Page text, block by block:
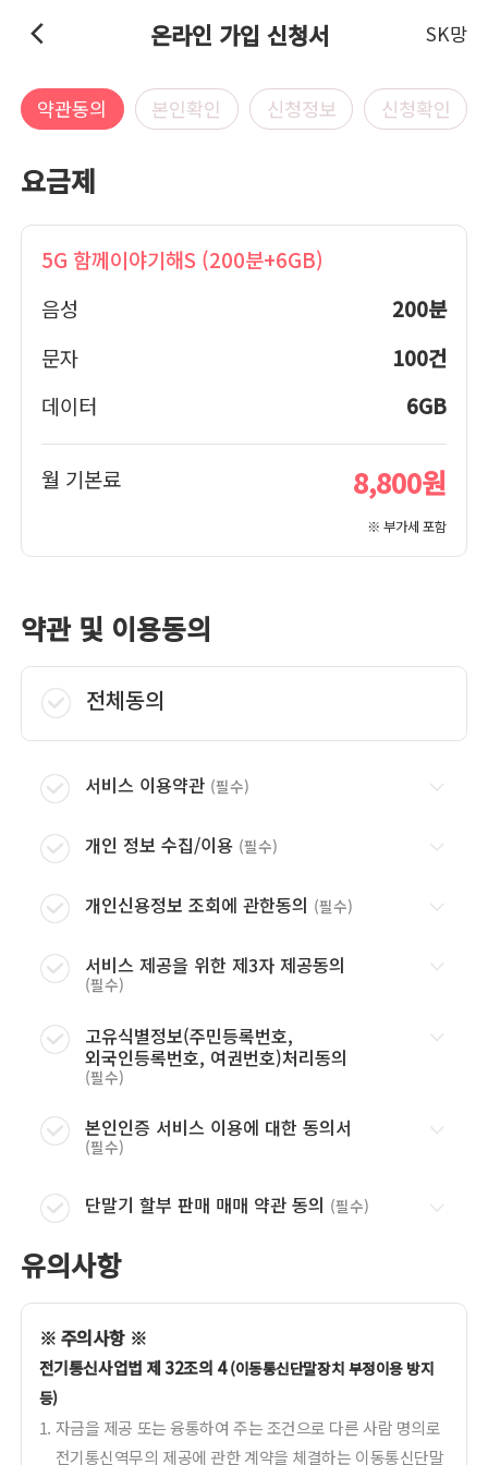
온라인 가입 신청서 SK망
약관동의 본인확인 신청정보 신청확인
요금제
5G 함께이야기해S (200분+6GB)
음성
200분
문자
100건
데이터
6GB
월 기본료 8,800원
※ 부가세 포함
약관 및 이용동의
전체동의
서비스 이용약관 (필수)
개인 정보 수집/이용 (필수)
개인신용정보 조회에 관한동의 (필수)
서비스 제공을 위한 제3자 제공동의
(필수)
고유식별정보(주민등록번호,
외국인등록번호, 여권번호)처리동의
(필수)
외국인등록번호, 여권번호)처리동의
본인인증 서비스 이용에 대한 동의서
(필수)
단말기 할부 판매 매매 약관 동의 (필수)
유의사항
※ 주의사항 ※
전기통신사업법 제 32조의 4(이동통신단말장치 부정이용 방지
등)
1. 자금을 제공 또는 융통하여 주는 조건으로 다른 사람 명의로
전기통신역무의 제공에 관한 계약을 체결하는 이동통신단말